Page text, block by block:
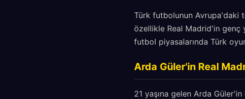
Türk futbolunun Avrupa'daki
özellikle Real Madrid'in genç
futbol piyasalarında Türk
Arda Güler'in Real
21 yaşına gelen Arda